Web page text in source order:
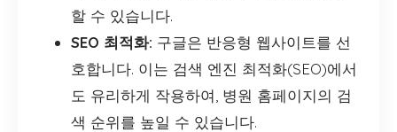
할 수 있습니다.
SEO 최적화: 구글은 반응형 웹사이트를 선
호합니다. 이는 검색 엔진 최적화(SEO)에서
도 유리하게 작용하여, 병원 홈페이지의 검
색 순위를 높일 수 있습니다.